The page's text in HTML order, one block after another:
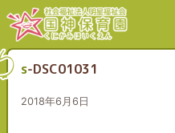
s-DSC01031
2018年6月6日